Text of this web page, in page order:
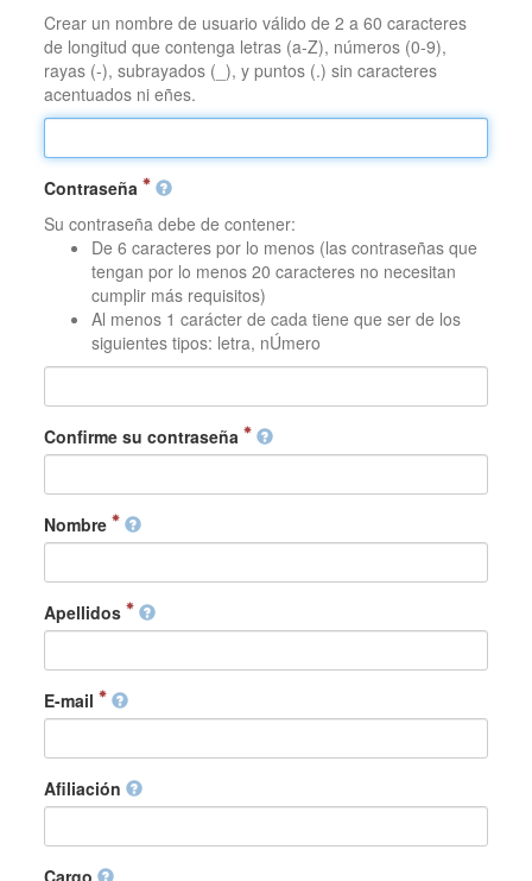
Crear un nombre de usuario válido de 2 a 60 caracteres
de longitud que contenga letras (a-Z), números (0-9),
rayas (-), subrayados (_), y puntos (.) sin caracteres
acentuados ni eñes.
Contraseña
Su contraseña debe de contener:
De 6 caracteres por lo menos (las contraseñas que
tengan por lo menos 20 caracteres no necesitan
cumplir más requisitos)
Al menos 1 carácter de cada tiene que ser de los
siguientes tipos: letra, nÚmero
Confirme su contraseña
Nombre
Apellidos
E-mail
Afiliación
Cargo